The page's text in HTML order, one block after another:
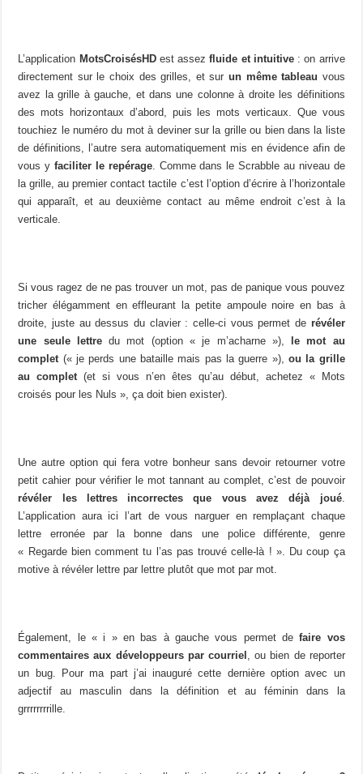
L’application MotsCroisésHDest assezfluide et intuitive: on arrive
directement sur le choix des grilles, et sur un même tableau vous
avez la grille à gauche, et dans une colonne à droite les définitions
des mots horizontaux d’abord, puis les mots verticaux. Que vous
touchiez le numéro du mot à deviner sur la grille ou bien dans la liste
de définitions, l’autre sera automatiquement mis en évidence afin de
vous y faciliter le repérage. Comme dans le Scrabble au niveau de
la grille, au premier contact tactile c’est l’option d’écrire à l’horizontale
qui apparaît, et au deuxième contact au même endroit c’est à la
verticale.
Si vous ragez de ne pas trouver un mot, pas de panique vous pouvez
tricher élégamment en effleurant la petite ampoule noire en bas à
droite, juste au dessus du clavier : celle-ci vous permet de révéler
une seule lettredu mot (option « je m’acharne »), le mot au
complet (« je perds une bataille mais pas la guerre »),ou la grille
au complet (et si vous n’en êtes qu’au début, achetez « Mots
croisés pour les Nuls », ça doit bien exister).
Une autre option qui fera votre bonheur sans devoir retourner votre
petit cahier pour vérifier le mot tannant au complet, c’est de pouvoir
révéler les lettres incorrectes que vous avez déjà joué.
L’application aura ici l’art de vous narguer en remplaçant chaque
lettre erronée par la bonne dans une police différente, genre
« Regarde bien comment tu l’as pas trouvé celle-là ! ». Du coup ça
motive à révéler lettre par lettre plutôt que mot par mot.
Également, le « i » en bas à gauche vous permet defaire vos
commentaires aux développeurs par courriel
, ou bien de reporter
un bug. Pour ma part j’ai inauguré cette dernière option avec un
adjectif au masculin dans la définition et au féminin dans la
grrrrrrrrille.